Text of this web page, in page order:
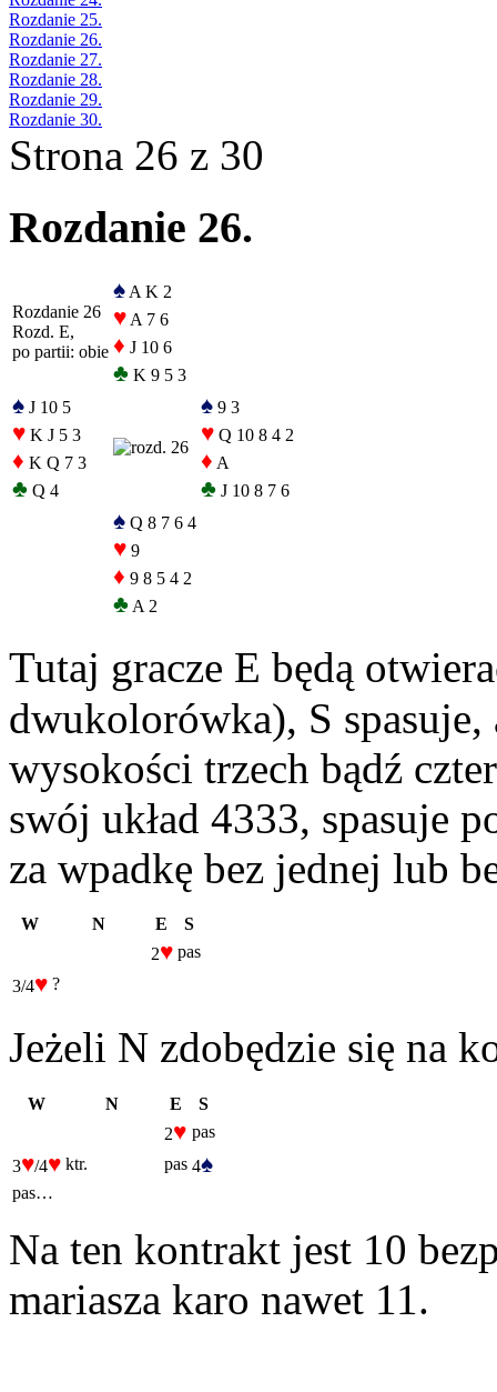
Rozdanie 25.
Rozdanie 26.
Rozdanie 27.
Rozdanie 28.
Rozdanie 29.
Rozdanie 30.
Strona 26 z 30
Rozdanie 26.
Rozdanie 26
Rozd. E,
po partii: obie
♠ A K 2
♥ A 7 6
♦ J 10 6
♣ K 9 5 3
♠ J 10 5
♥ K J 5 3
♦ K Q 7 3
♣ Q 4
♠ 9 3
♥ Q 10 8 4 2
♦ A
♣ J 10 8 7 6
♠ Q 8 7 6 4
♥ 9
♦ 9 8 5 4 2
♣ A 2
Tutaj gracze E będą
dwukolorówka), S
wysokości trzech bądź
swój układ 4333, spasuje
za wpadkę bez jednej lub
W N E
S
2♥ pas
3/4♥ ?
Jeżeli N zdobędzie się na
W N E
S
2♥ pas
3♥/4♥ ktr. pas 4♠
pas…
Na ten kontrakt jest 10
mariasza karo nawet 11.